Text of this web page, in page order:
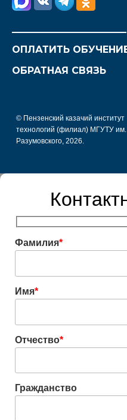
ОПЛАТИТЬ
ОБРАТНАЯ СВЯЗЬ
© Пензенский казачий институт
технологий (филиал) МГУТУ им.
Разумовского, 2026.
Фамилия*
Имя*
Отчество*
Гражданство